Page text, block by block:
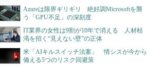
Azureは限界ギリギリ 絶好調Microsoftを襲
う「GPU不足」の深刻度
IT業界の女性は9割が10年で消える 人材枯
渇を招く“見えない壁”の正体
米「AIキルスイッチ法案」 情シスが今から
備える5つのリスク回避策